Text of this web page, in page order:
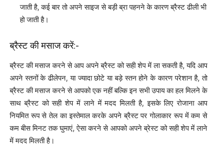
जाती है, कई बार तो अपने साइज से बड़ी ब्रा पहनने के कारण ब्रैस्ट ढीली भी
हो जाती है।
ब्रैस्ट की मसाज करें:-
ब्रैस्ट की मसाज करने से आप अपने ब्रैस्ट को सही शेप में ला सकती है, यदि आप
अपने स्तनों के ढीलेपन, या ज्यादा छोटे या बड़े स्तन होने के कारण परेशान है, तो
ब्रैस्ट की मसाज करने से आपको एक नहीं बल्कि इन सभी उपाय का हल मिलने के
साथ ब्रैस्ट को सही शेप में लाने में मदद मिलती है, इसके लिए रोजाना आप
नियमित रूप से तेल का इस्तेमाल करके अपने ब्रैस्ट पर गोलाकार रूप में कम से
कम बीस मिनट तक घुमाएं, ऐसा करने से आपको अपने ब्रेस्ट को सही शेप में लाने
में मदद मिलती है।